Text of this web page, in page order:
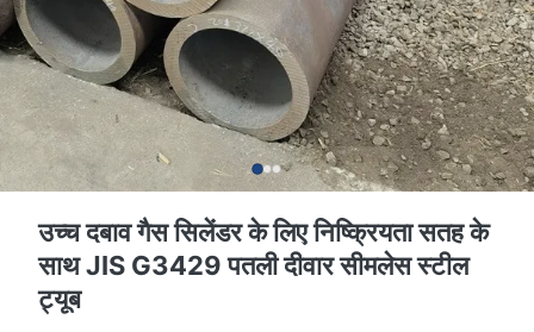
उच्च दबाव गैस सिलेंडर के लिए निष्क्रियता सतह के
साथ JIS G3429 पतली दीवार सीमलेस स्टील
ट्यूब